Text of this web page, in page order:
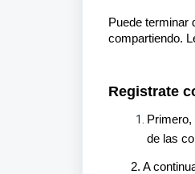
Puede terminar
compartiendo.
Registrate
de las
2. A